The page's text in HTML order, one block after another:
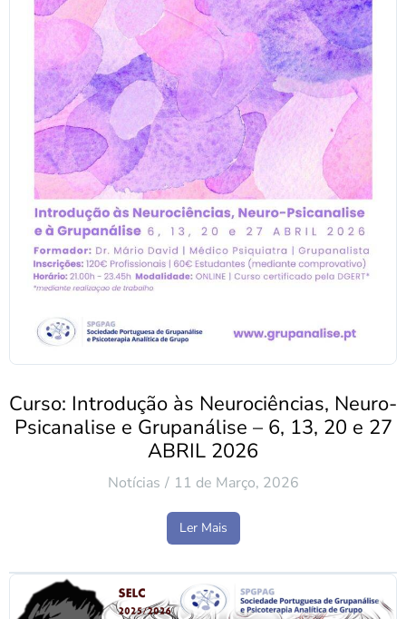
Curso: Introdução às Neurociências, Neuro-
Psicanalise e Grupanálise – 6, 13, 20 e 27
ABRIL 2026
Notícias 11 de Março, 2026
Ler Mais